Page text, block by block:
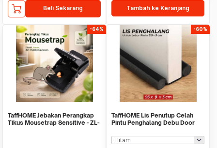
Beli Sekarang Tambah ke Keranjang
-64%
TaffHOME Jebakan Perangkap
Tikus Mousetrap Sensitive - ZL-
-60%
TaffHOME Lis Penutup Celah
Pintu Penghalang Debu Door